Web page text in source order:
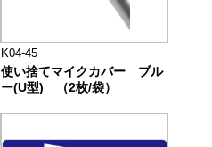
K04-45
使い捨てマイクカバー ブル
ー(U型) （2枚/袋）